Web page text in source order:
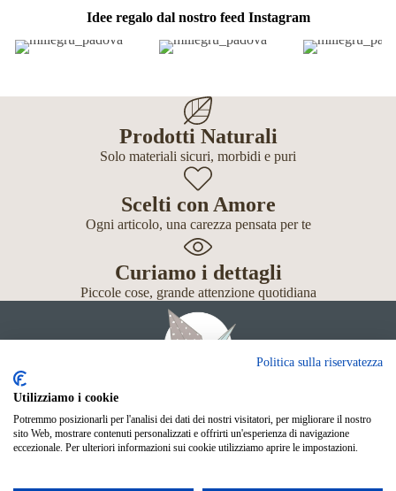
Idee regalo dal nostro feed Instagram
Prodotti Naturali
Solo materiali sicuri, morbidi e puri
Scelti con Amore
Ogni articolo, una carezza pensata per te
Curiamo i dettagli
Piccole cose, grande attenzione quotidiana
Giochi
Neonato
Politica sulla riservatezza
Utilizziamo i cookie
Potremmo posizionarli per l'analisi dei dati dei nostri visitatori, per migliorare il nostro
sito Web, mostrare contenuti personalizzati e offrirti un'esperienza di navigazione
eccezionale. Per ulteriori informazioni sui cookie utilizziamo aprire le impostazioni.